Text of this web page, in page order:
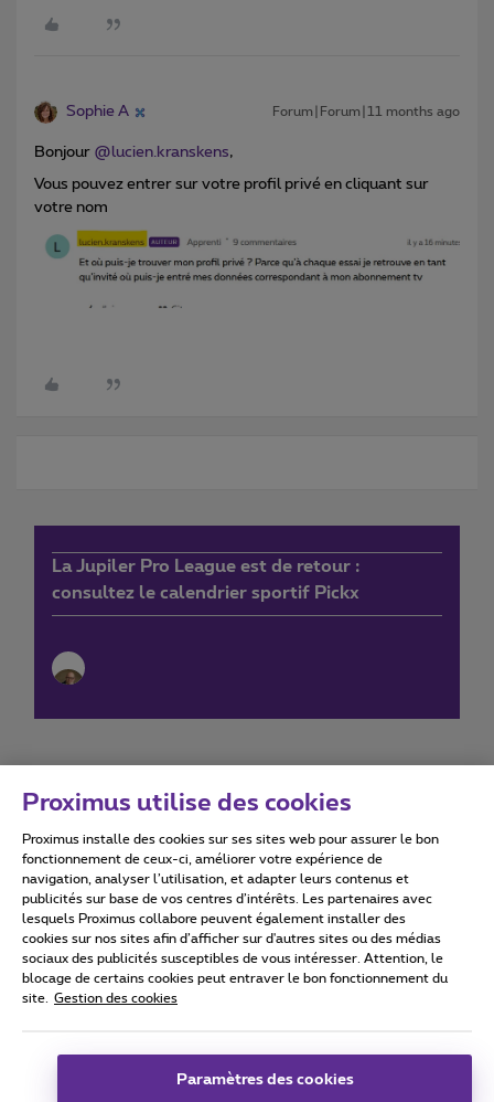
Sophie A Forum|Forum|11 months ago
Bonjour ​ @lucien.kranskens,
Vous pouvez entrer sur votre profil privé en cliquant sur
votre nom
La Jupiler Pro League est de retour :
consultez le calendrier sportif Pickx
Conditions d'utilisation Accessibility statement
Tous droits réservés. © 2026 Proximus
Conditions générales, info consommateur
Coordonnées de l’entreprise
Proximus utilise des cookies
Proximus installe des cookies sur ses sites web pour assurer le bon
fonctionnement de ceux-ci, améliorer votre expérience de
navigation, analyser l’utilisation, et adapter leurs contenus et
publicités sur base de vos centres d’intérêts. Les partenaires avec
lesquels Proximus collabore peuvent également installer des
cookies sur nos sites afin d’afficher sur d'autres sites ou des médias
sociaux des publicités susceptibles de vous intéresser. Attention, le
blocage de certains cookies peut entraver le bon fonctionnement du
site.
Gestion des cookies
Paramètres des cookies